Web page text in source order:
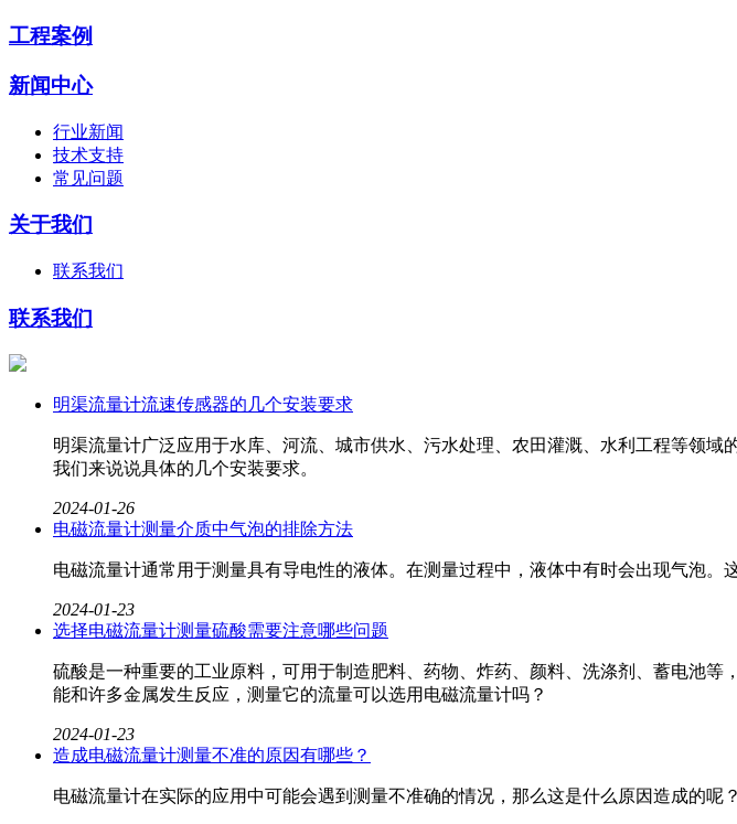
工程案例
新闻中心
行业新闻
技术支持
常见问题
关于我们
联系我们
联系我们
明渠流量计流速传感器的几个安装要求
明渠流量计广泛应用于水库、河流、城市供水、污水处理、农田灌溉、水利工程等领
我们来说说具体的几个安装要求。
2024-01-26
电磁流量计测量介质中气泡的排除方法
电磁流量计​通常用于测量具有导电性的液体。在测量过程中，液体中有时会出现气泡
2024-01-23
选择电磁流量计测量硫酸需要注意哪些问题
硫酸是一种重要的工业原料，可用于制造肥料、药物、炸药、颜料、洗涤剂、蓄电池
能和许多金属发生反应，测量它的流量可以选用电磁流量计吗？
2024-01-23
造成电磁流量计测量不准的原因有哪些？
电磁流量计在实际的应用中可能会遇到测量不准确的情况，那么这是什么原因造成的呢